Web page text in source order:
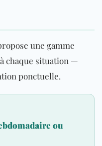
une gamme
chaque situation —
ponctuelle.
ou